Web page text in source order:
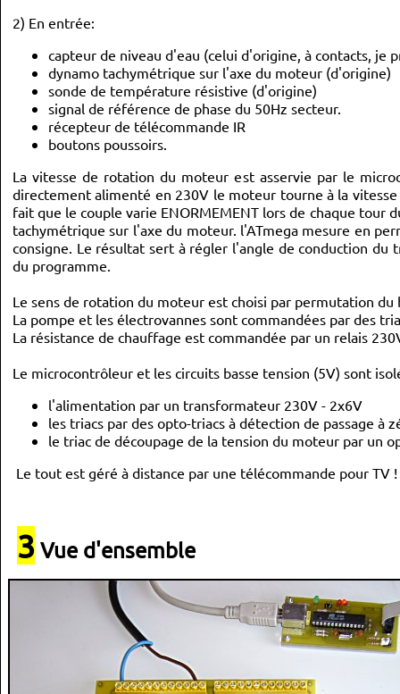
2) En entrée:
capteur de niveau d'eau (celui d'origine, à contacts, je
dynamo tachymétrique sur l'axe du moteur (d'origine)
sonde de température résistive (d'origine)
signal de référence de phase du 50Hz secteur.
récepteur de télécommande IR
boutons poussoirs.
La vitesse de rotation du moteur est asservie par le
directement alimenté en 230V le moteur tourne à la
fait que le couple varie ENORMEMENT lors de chaque tour
tachymétrique sur l'axe du moteur. l'ATmega mesure en
consigne. Le résultat sert à régler l'angle de conduction du
du programme.
Le sens de rotation du moteur est choisi par permutation
La pompe et les électrovannes sont commandées par des
La résistance de chauffage est commandée par un relais
Le microcontrôleur et les circuits basse tension (5V) sont
l'alimentation par un transformateur 230V - 2x6V
les triacs par des opto-triacs à détection de passage à
le triac de découpage de la tension du moteur par un
Le tout est géré à distance par une télécommande pour
3 Vue d'ensemble